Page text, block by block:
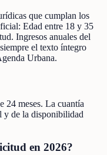
que cumplan los
Edad entre 18 y 35
Ingresos anuales del
el texto íntegro
Urbana.
24 meses. La cuantía
y de la disponibilidad
en 2026?